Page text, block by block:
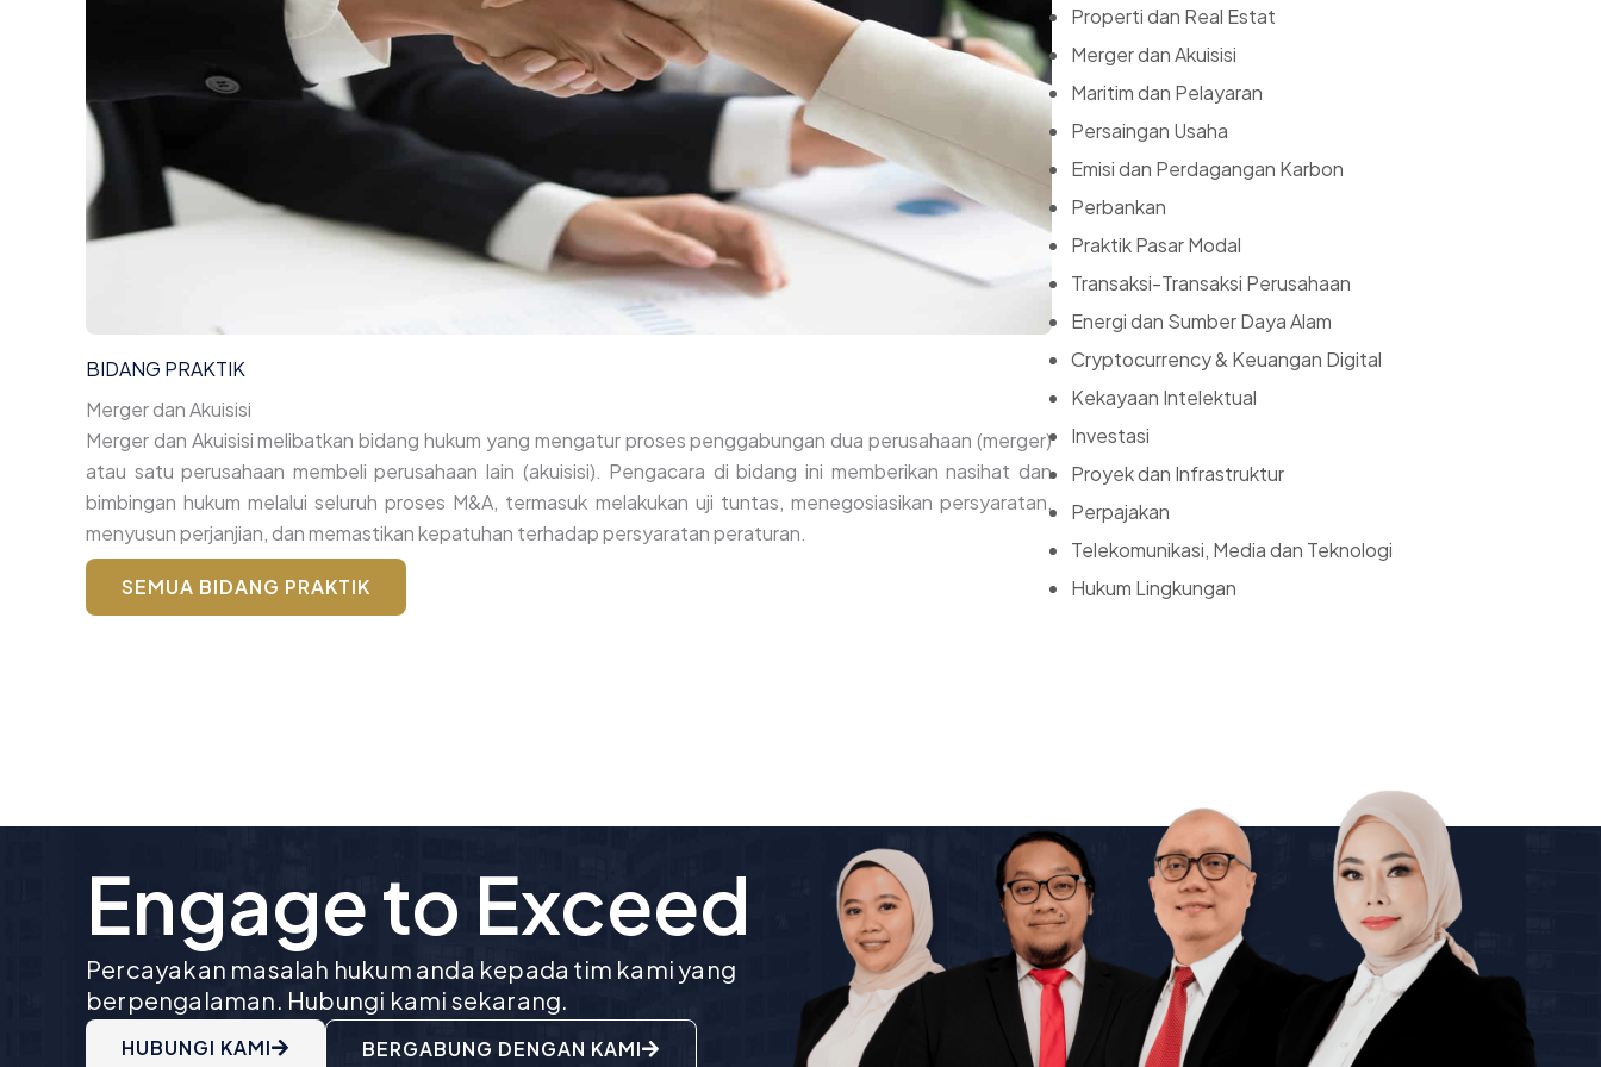
BIDANG PRAKTIK
Merger dan Akuisisi
Merger dan Akuisisi melibatkan bidang hukum yang mengatur proses penggabungan dua perusahaan (merger)
atau satu perusahaan membeli perusahaan lain (akuisisi). Pengacara di bidang ini memberikan nasihat dan
bimbingan hukum melalui seluruh proses M&A, termasuk melakukan uji tuntas, menegosiasikan persyaratan,
menyusun perjanjian, dan memastikan kepatuhan terhadap persyaratan peraturan.
SEMUA BIDANG PRAKTIK
Properti dan Real Estat
Merger dan Akuisisi
Maritim dan Pelayaran
Persaingan Usaha
Emisi dan Perdagangan Karbon
Perbankan
Praktik Pasar Modal
Transaksi-Transaksi Perusahaan
Energi dan Sumber Daya Alam
Cryptocurrency & Keuangan Digital
Kekayaan Intelektual
Investasi
Proyek dan Infrastruktur
Perpajakan
Telekomunikasi, Media dan Teknologi
Hukum Lingkungan
Engage to Exceed
Percayakan masalah hukum anda kepada tim kami yang
berpengalaman. Hubungi kami sekarang.
HUBUNGI KAMI BERGABUNG DENGAN KAMI